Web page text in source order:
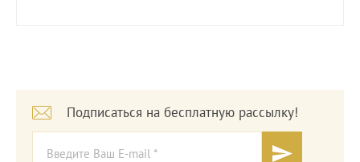
Подписаться на бесплатную рассылку!